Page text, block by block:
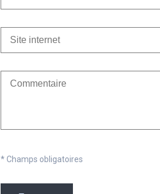
* Champs obligatoires